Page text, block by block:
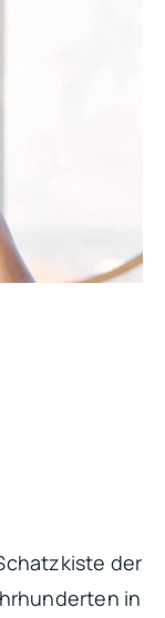
der
in